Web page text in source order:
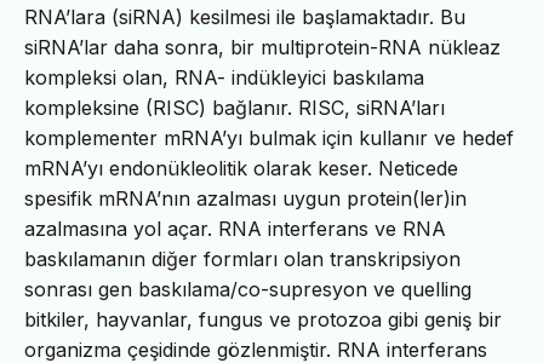
RNA’lara (siRNA) kesilmesi ile başlamaktadır. Bu
siRNA’lar daha sonra, bir multiprotein-RNA nükleaz
kompleksi olan, RNA- indükleyici baskılama
kompleksine (RISC) bağlanır. RISC, siRNA’ları
komplementer mRNA’yı bulmak için kullanır ve hedef
mRNA’yı endonükleolitik olarak keser. Neticede
spesifik mRNA’nın azalması uygun protein(ler)in
azalmasına yol açar. RNA interferans ve RNA
baskılamanın diğer formları olan transkripsiyon
sonrası gen baskılama/co-supresyon ve quelling
bitkiler, hayvanlar, fungus ve protozoa gibi geniş bir
organizma çeşidinde gözlenmiştir. RNA interferans